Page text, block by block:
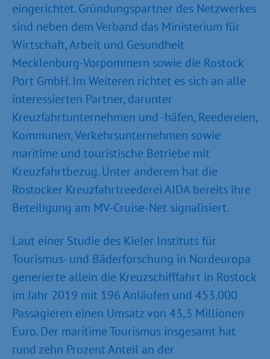
eingerichtet. Gründungspartner des Netzwerkes
sind neben dem Verband das Ministerium für
Wirtschaft, Arbeit und Gesundheit
Mecklenburg-Vorpommern sowie die Rostock
Port GmbH. Im Weiteren richtet es sich an alle
interessierten Partner, darunter
Kreuzfahrtunternehmen und -häfen, Reedereien,
Kommunen, Verkehrsunternehmen sowie
maritime und touristische Betriebe mit
Kreuzfahrtbezug. Unter anderem hat die
Rostocker Kreuzfahrtreederei AIDA bereits ihre
Beteiligung am MV-Cruise-Net signalisiert.
Laut einer Studie des Kieler Instituts für
Tourismus- und Bäderforschung in Nordeuropa
generierte allein die Kreuzschifffahrt in Rostock
im Jahr 2019 mit 196 Anläufen und 453.000
Passagieren einen Umsatz von 43,3 Millionen
Euro. Der maritime Tourismus insgesamt hat
rund zehn Prozent Anteil an der